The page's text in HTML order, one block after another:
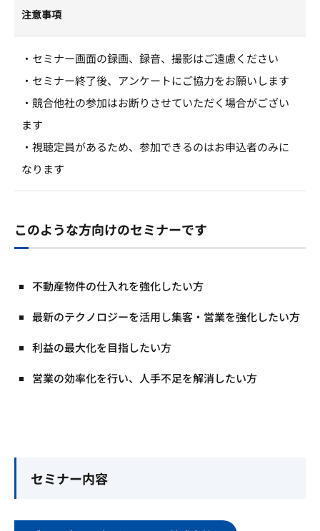
注意事項
・セミナー画面の録画、録音、撮影はご遠慮ください
・セミナー終了後、アンケートにご協力をお願いします
・競合他社の参加はお断りさせていただく場合がござい
ます
・視聴定員があるため、参加できるのはお申込者のみに
なります
このような方向けのセミナーです
不動産物件の仕入れを強化したい方
最新のテクノロジーを活用し集客・営業を強化したい方
利益の最大化を目指したい方
営業の効率化を行い、人手不足を解消したい方
セミナー内容